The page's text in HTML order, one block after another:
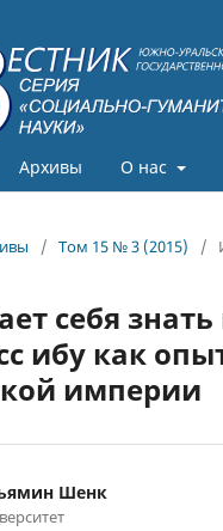
Архивы О нас
/ Том 15 № 3 (2015) /
себя
ибу как
империи
Шенк